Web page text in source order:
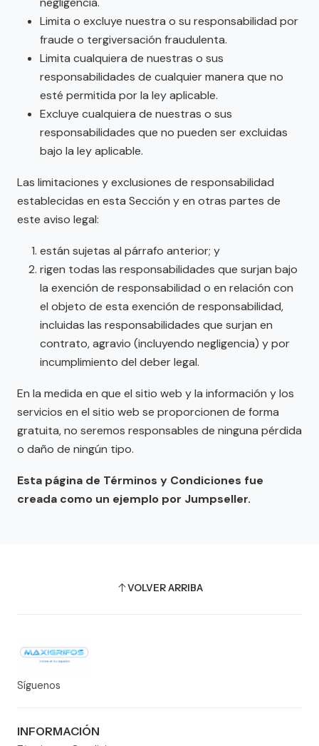
Limita o excluye nuestra o su responsabilidad por
fraude o tergiversación fraudulenta.
Limita cualquiera de nuestras o sus
responsabilidades de cualquier manera que no
esté permitida por la ley aplicable.
Excluye cualquiera de nuestras o sus
responsabilidades que no pueden ser excluidas
bajo la ley aplicable.
Las limitaciones y exclusiones de responsabilidad
establecidas en esta Sección y en otras partes de
este aviso legal:
están sujetas al párrafo anterior; y
rigen todas las responsabilidades que surjan bajo
la exención de responsabilidad o en relación con
el objeto de esta exención de responsabilidad,
incluidas las responsabilidades que surjan en
contrato, agravio (incluyendo negligencia) y por
incumplimiento del deber legal.
En la medida en que el sitio web y la información y los
servicios en el sitio web se proporcionen de forma
gratuita, no seremos responsables de ninguna pérdida
o daño de ningún tipo.
Esta página de Términos y Condiciones fue
creada como un ejemplo por Jumpseller.
VOLVER ARRIBA
Síguenos
INFORMACIÓN